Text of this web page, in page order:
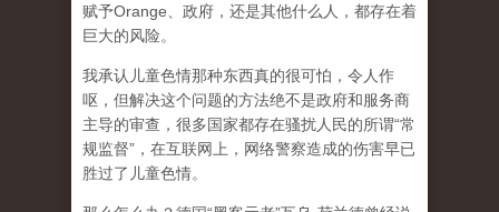
赋予Orange、政府，还是其他什么人，都存在着
巨大的风险。
我承认儿童色情那种东西真的很可怕，令人作
呕，但解决这个问题的方法绝不是政府和服务商
主导的审查，很多国家都存在骚扰人民的所谓“常
规监督”，在互联网上，网络警察造成的伤害早已
胜过了儿童色情。